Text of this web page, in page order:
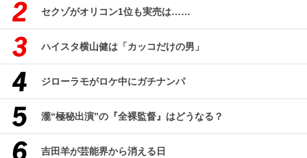
セクゾがオリコン1位も実売は……
ハイスタ横山健は「カッコだけの男」
ジローラモがロケ中にガチナンパ
瀧“極秘出演”の『全裸監督』はどうなる？
吉田羊が芸能界から消える日